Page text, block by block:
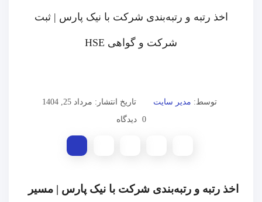
اخذ رتبه و رتبه‌بندی شرکت با نیک پارس | ثبت
شرکت و گواهی HSE
توسط: مدیر سایت
تاریخ انتشار: مرداد 25, 1404
0 دیدگاه
اخذ رتبه و رتبه‌بندی شرکت با نیک پارس | مسیر